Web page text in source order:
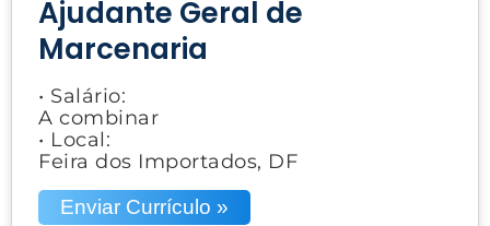
Ajudante Geral de
Marcenaria
• Salário:
A combinar
• Local:
Feira dos Importados, DF
Enviar Currículo »